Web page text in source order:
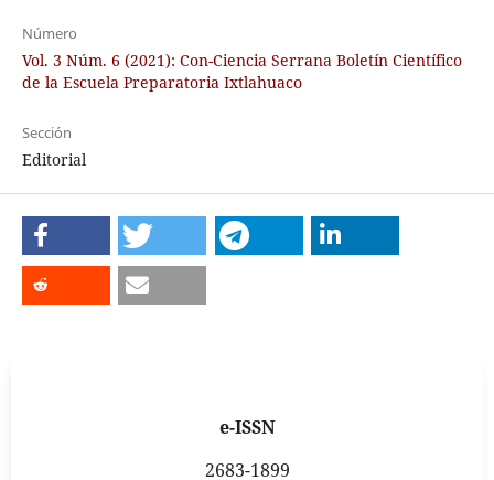
Número
Vol. 3 Núm. 6 (2021): Con-Ciencia Serrana Boletín Científico
de la Escuela Preparatoria Ixtlahuaco
Sección
Editorial
e-ISSN
2683-1899